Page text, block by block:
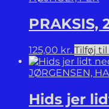
PRAKSIS,
125,00 kr. Tilføj
JØRGENSEN,
Hids jer